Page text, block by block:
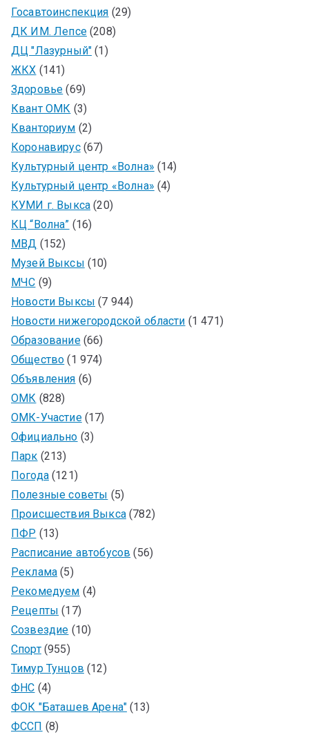
Госавтоинспекция (29)
ДК ИМ. Лепсе(208)
ДЦ "Лазурный" (1)
ЖКХ (141)
Здоровье (69)
Квант ОМК (3)
Кванториум (2)
Коронавирус(67)
Культурный центр «Волна» (14)
Культурный центр «Волна» (4)
КУМИ г. Выкса (20)
КЦ “Волна” (16)
МВД (152)
Музей Выксы (10)
МЧС (9)
Новости Выксы (7 944)
Новости нижегородской области (1 471)
Образование(66)
Общество (1 974)
Объявления (6)
ОМК (828)
ОМК-Участие(17)
Официально (3)
Парк (213)
Погода(121)
Полезные советы (5)
Происшествия Выкса(782)
ПФР (13)
Расписание автобусов (56)
Реклама (5)
Рекомедуем (4)
Рецепты (17)
Созвездие (10)
Спорт(955)
Тимур Тунцов (12)
ФНС (4)
ФОК "Баташев Арена" (13)
ФССП (8)